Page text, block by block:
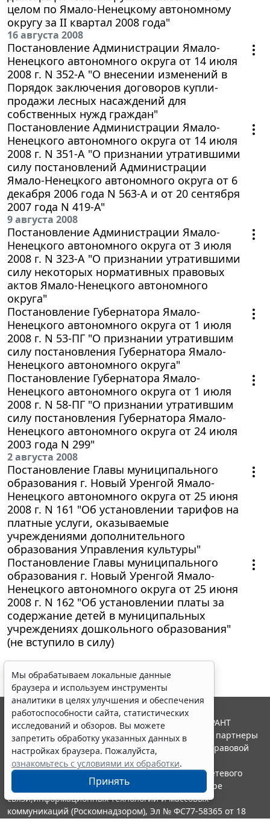
целом по Ямало-Ненецкому автономному
округу за II квартал 2008 года"
16 августа 2008
Постановление Администрации Ямало-
Ненецкого автономного округа от 14 июля
2008 г. N 352-А "О внесении изменений в
Порядок заключения договоров купли-
продажи лесных насаждений для
собственных нужд граждан"
Постановление Администрации Ямало-
Ненецкого автономного округа от 14 июля
2008 г. N 351-А "О признании утратившими
силу постановлений Администрации
Ямало-Ненецкого автономного округа от 6
декабря 2006 года N 563-А и от 20 сентября
2007 года N 419-А"
9 августа 2008
Постановление Администрации Ямало-
Ненецкого автономного округа от 3 июля
2008 г. N 323-А "О признании утратившими
силу некоторых нормативных правовых
актов Ямало-Ненецкого автономного
округа"
Постановление Губернатора Ямало-
Ненецкого автономного округа от 1 июля
2008 г. N 53-ПГ "О признании утратившим
силу постановления Губернатора Ямало-
Ненецкого автономного округа"
Постановление Губернатора Ямало-
Ненецкого автономного округа от 1 июля
2008 г. N 58-ПГ "О признании утратившим
силу постановления Губернатора Ямало-
Ненецкого автономного округа от 24 июля
2003 года N 299"
2 августа 2008
Постановление Главы муниципального
образования г. Новый Уренгой Ямало-
Ненецкого автономного округа от 25 июня
2008 г. N 161 "Об установлении тарифов на
платные услуги, оказываемые
учреждениями дополнительного
образования Управления культуры"
Постановление Главы муниципального
образования г. Новый Уренгой Ямало-
Ненецкого автономного округа от 25 июня
2008 г. N 162 "Об установлении платы за
содержание детей в муниципальных
учреждениях дошкольного образования"
(не вступило в силу)
Мы обрабатываем локальные данные
браузера и используем инструменты
аналитики в целях улучшения и обеспечения
работоспособности сайта, статистических
исследований и обзоров. Вы можете
запретить обработку указанных данных в
настройках браузера. Пожалуйста,
ознакомьтесь с условиями их обработки.
Принять
© ООО "НПП "ГАРАНТ-СЕРВИС", 2026. Система ГАРАНТ
выпускается с 1990 года. Компания "Гарант" и ее партнеры
являются участниками Российской ассоциации правовой
информации ГАРАНТ.
Портал ГАРАНТ.РУ зарегистрирован в качестве сетевого
издания Федеральной службой по надзору в сфере
связи,информационных технологий и массовых
коммуникаций (Роскомнадзором), Эл № ФС77-58365 от 18